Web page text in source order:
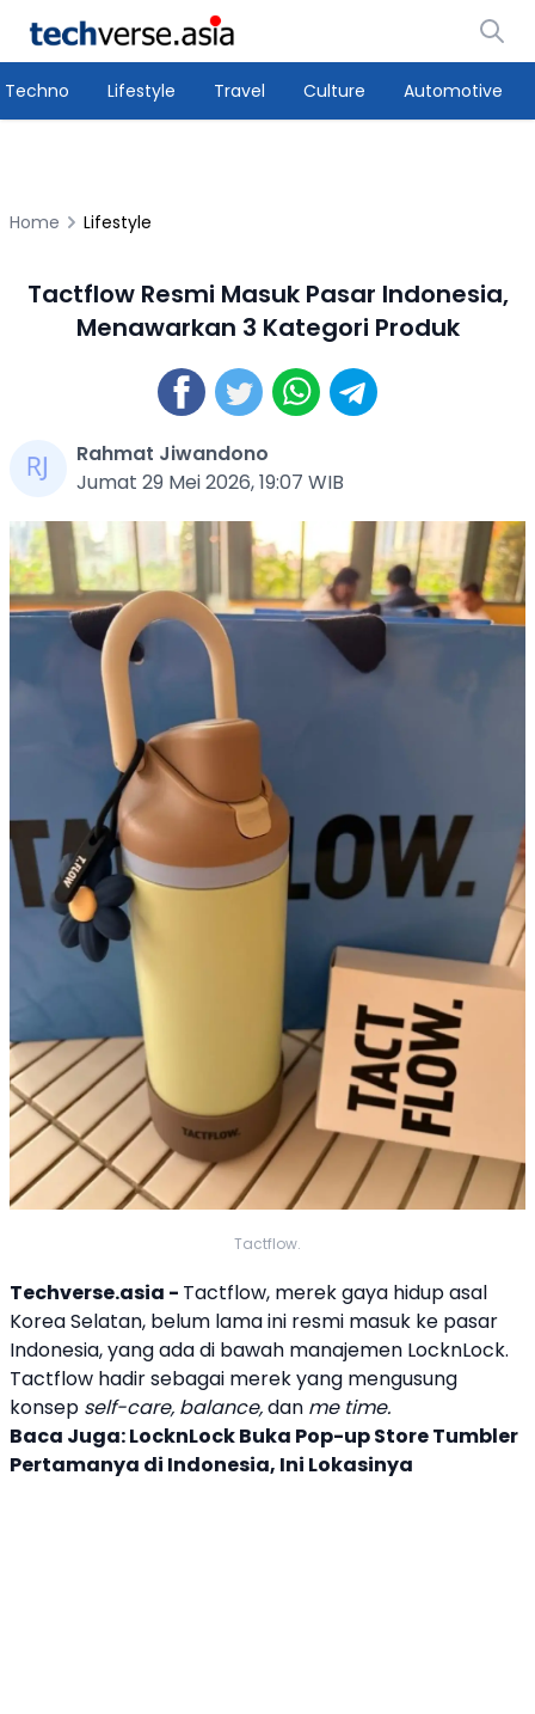
Techno Lifestyle Travel Culture Automotive
Home Lifestyle
Tactflow Resmi Masuk Pasar Indonesia,
Menawarkan 3 Kategori Produk
Rahmat Jiwandono
Jumat 29 Mei 2026, 19:07 WIB
Tactflow.
Techverse.asia - Tactflow, merek gaya hidup asal
Korea Selatan, belum lama ini resmi masuk ke pasar
Indonesia, yang ada di bawah manajemen LocknLock.
Tactflow hadir sebagai merek yang mengusung
konsep self-care, balance,dan me time.
Baca Juga:LocknLock Buka Pop-up Store Tumbler
Pertamanya di Indonesia, Ini Lokasinya